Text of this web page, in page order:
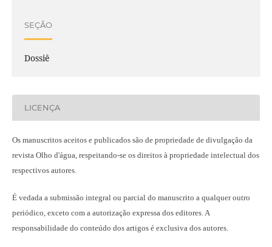
SEÇÃO
Dossiê
LICENÇA
Os manuscritos aceitos e publicados são de propriedade de divulgação da
revista Olho d'água, respeitando-se os direitos à propriedade intelectual dos
respectivos autores.
É vedada a submissão integral ou parcial do manuscrito a qualquer outro
periódico, exceto com a autorização expressa dos editores. A
responsabilidade do conteúdo dos artigos é exclusiva dos autores.